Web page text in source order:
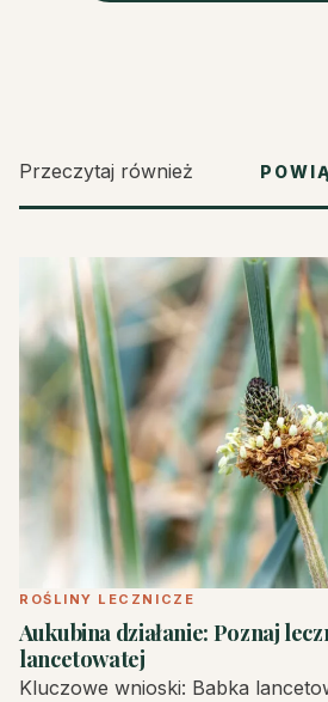
Przeczytaj również
ROŚLINY LECZNICZE
Aukubina działanie: Poznaj
lancetowatej
Kluczowe wnioski: Babka